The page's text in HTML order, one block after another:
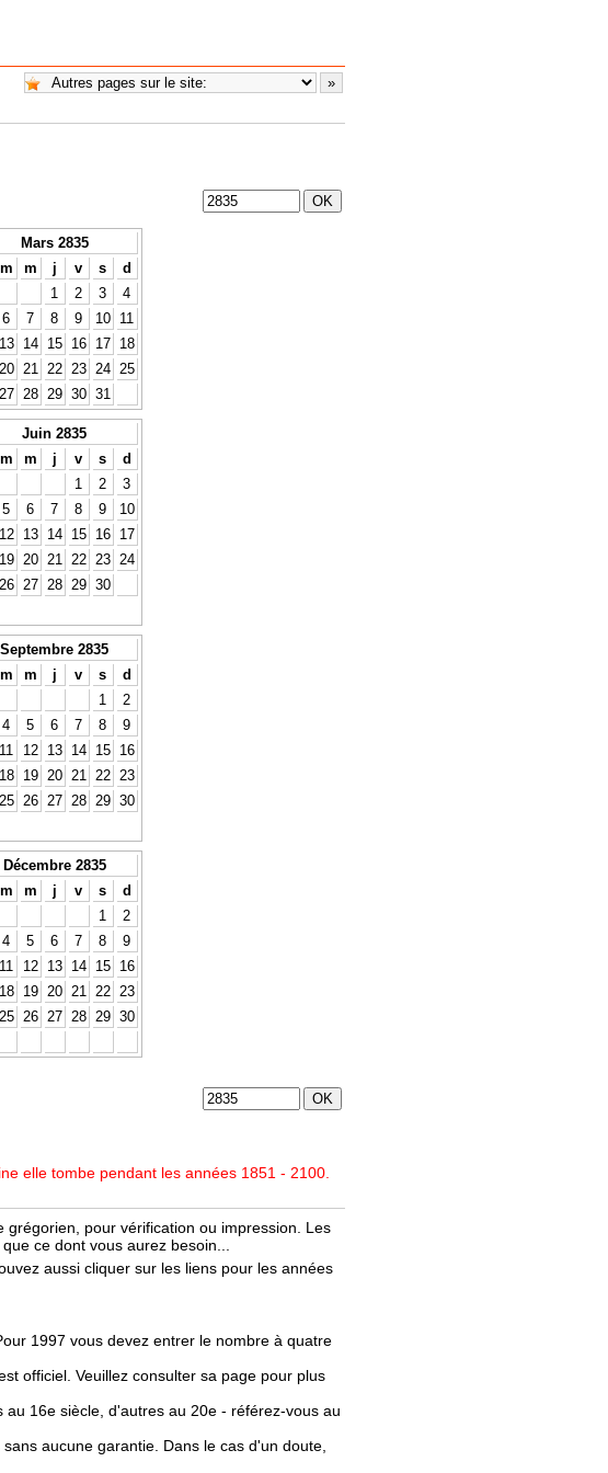
Mars 2835
m m j v s
d
1
2 3
4
6 7 8 9 10
11
13 14 15 16 17
18
20 21 22 23 24
25
27 28 29 30 31
Juin 2835
m m j v s
d
1
2
3
5 6 7 8 9
10
12 13 14 15 16
17
19 20 21 22 23
24
26 27 28 29 30
Septembre 2835
m m j v s
d
1
2
4 5 6 7 8
9
11 12 13 14 15
16
18 19 20 21 22
23
25 26 27 28 29 30
Décembre 2835
m m j v s
d
1
2
4 5 6 7 8
9
11 12 13 14 15
16
18 19 20 21 22
23
25 26 27 28 29 30
elle tombe pendant les années 1851 - 2100.
pour vérification ou impression. Les
ce dont vous aurez besoin...
aussi cliquer sur les liens pour les années
1997 vous devez entrer le nombre à quatre
officiel. Veuillez consulter sa page pour plus
16e siècle, d'autres au 20e - référez-vous au
aucune garantie. Dans le cas d'un doute,